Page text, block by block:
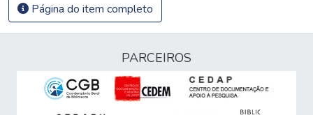
Página do item completo
PARCEIROS